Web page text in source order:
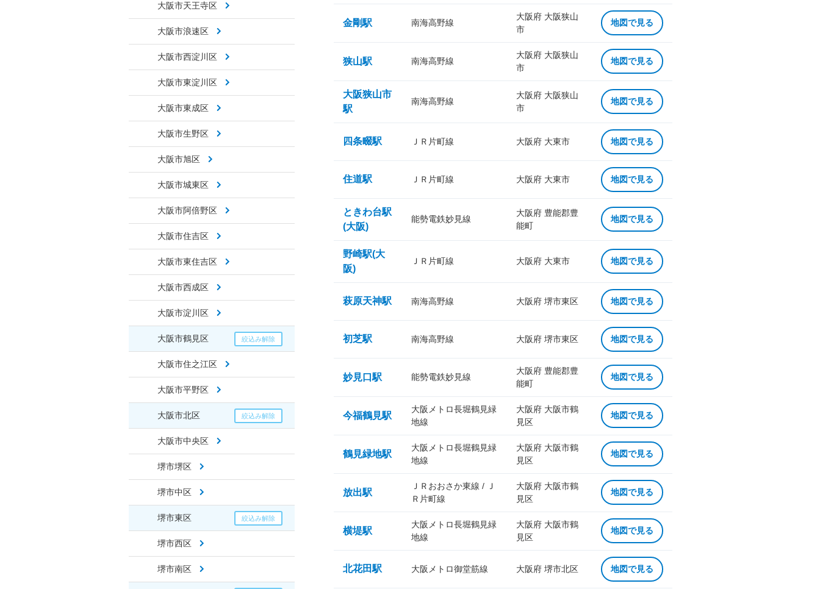
大阪市天王寺区
大阪市浪速区
大阪市西淀川区
大阪市東淀川区
大阪市東成区
大阪市生野区
大阪市旭区
大阪市城東区
大阪市阿倍野区
大阪市住吉区
大阪市東住吉区
大阪市西成区
大阪市淀川区
大阪市鶴見区
大阪市住之江区
大阪市平野区
大阪市北区
大阪市中央区
堺市堺区
堺市中区
堺市東区
堺市西区
堺市南区
金剛駅 南海高野線
大阪府 大阪狭山
市
地図で見る
狭山駅 南海高野線
大阪府 大阪狭山
市
地図で見る
大阪狭山市
駅
南海高野線
大阪府 大阪狭山
市
地図で見る
四条畷駅 ＪＲ片町線 大阪府 大東市 地図で見る
住道駅 ＪＲ片町線 大阪府 大東市 地図で見る
ときわ台駅
(大阪)
能勢電鉄妙見線
大阪府 豊能郡豊
能町
地図で見る
野崎駅(大
阪)
ＪＲ片町線 大阪府 大東市 地図で見る
萩原天神駅 南海高野線 大阪府 堺市東区 地図で見る
初芝駅 南海高野線 大阪府 堺市東区 地図で見る
妙見口駅 能勢電鉄妙見線
大阪府 豊能郡豊
能町
地図で見る
今福鶴見駅
大阪メトロ長堀鶴見緑
地線
大阪府 大阪市鶴
見区
地図で見る
鶴見緑地駅
大阪メトロ長堀鶴見緑
地線
大阪府 大阪市鶴
見区
地図で見る
放出駅
ＪＲおおさか東線 / Ｊ
Ｒ片町線
大阪府 大阪市鶴
見区
地図で見る
横堤駅
大阪メトロ長堀鶴見緑
地線
大阪府 大阪市鶴
見区
地図で見る
北花田駅 大阪メトロ御堂筋線 大阪府 堺市北区 地図で見る